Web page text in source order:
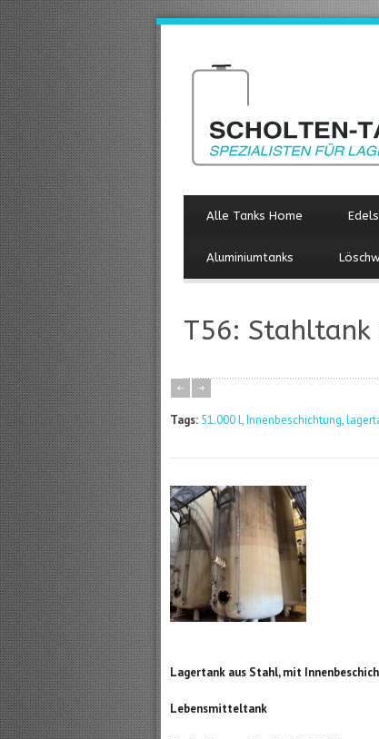
Alle Tanks Home
Aluminiumtanks
T56:
Tags: 51.000 l,Innenbeschichtung,
Lagertank aus Stahl, mit
Lebensmitteltank